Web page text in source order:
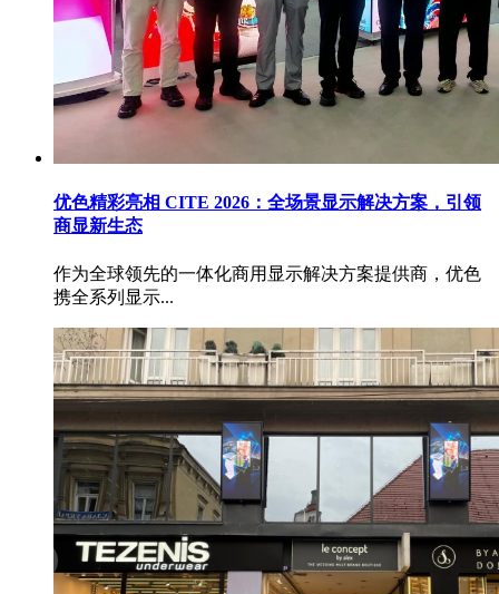
优色精彩亮相 CITE 2026：全场景显示解决方案，引领
商显新生态
作为全球领先的一体化商用显示解决方案提供商，优色
携全系列显示...